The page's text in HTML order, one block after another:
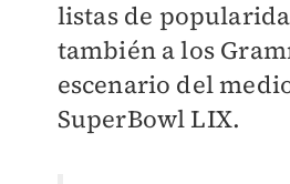
listas de
también a los
escenario del
SuperBowl LIX.